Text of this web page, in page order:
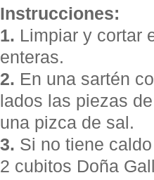
Instrucciones:
1. Limpiar y cortar
enteras.
2. En una sartén
lados las piezas
una pizca de sal.
3. Si no tiene
2 cubitos Doña